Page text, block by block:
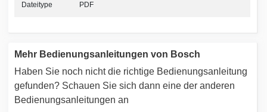
Dateitype PDF
Mehr Bedienungsanleitungen von Bosch
Haben Sie noch nicht die richtige Bedienungsanleitung
gefunden? Schauen Sie sich dann eine der anderen
Bedienungsanleitungen an